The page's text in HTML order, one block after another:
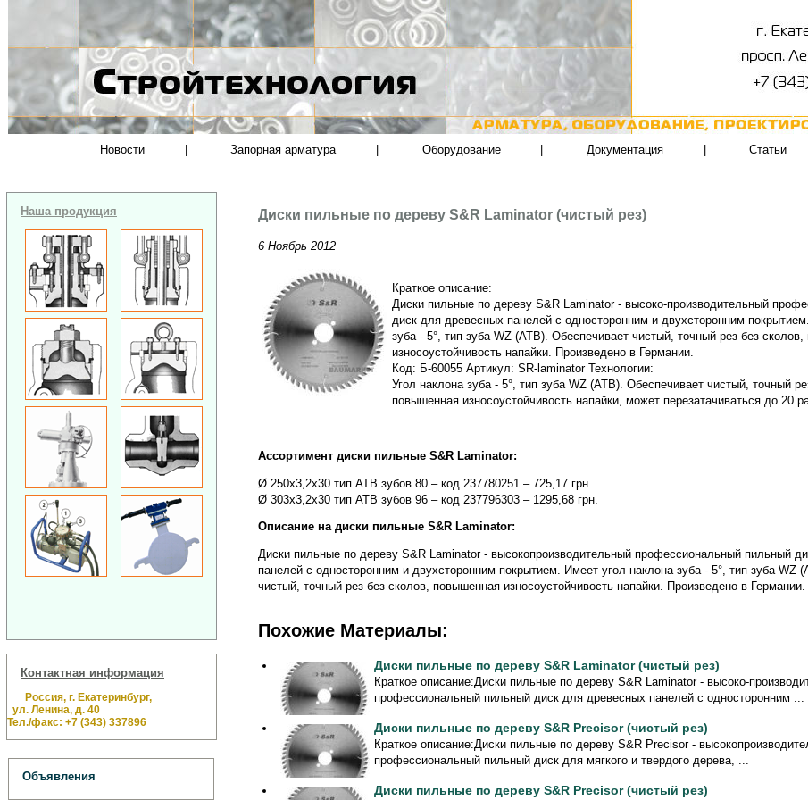
Новости Запорная арматура Оборудование Документация Статьи
Наша продукция
Контактная информация
Россия, г. Екатеринбург,
ул. Ленина, д. 40
Тел./факс: +7 (343) 337896
Объявления
Диски пильные по дереву S&R Laminator (чистый рез)
6 Ноябрь 2012
Краткое описание:
Диски пильные по дереву S&R Laminator - высоко-производительный
диск для древесных панелей с односторонним и двухсторонним
зуба - 5°, тип зуба WZ (ATB). Обеспечивает чистый, точный рез без
износоустойчивость напайки. Произведено в Германии.
Код: Б-60055 Артикул: SR-laminator Технологии:
Угол наклона зуба - 5°, тип зуба WZ (ATB). Обеспечивает чистый, точный
повышенная износоустойчивость напайки, может перезатачиваться до 20
Ассортимент диски пильные S&R Laminator:
Ø 250х3,2х30 тип АТВ зубов 80 – код 237780251 – 725,17 грн.
Ø 303х3,2х30 тип АТВ зубов 96 – код 237796303 – 1295,68 грн.
Описание на диски пильные S&R Laminator:
Диски пильные по дереву S&R Laminator - высокопроизводительный профессиональный пильный
панелей с односторонним и двухсторонним покрытием. Имеет угол наклона зуба - 5°, тип зуба WZ
чистый, точный рез без сколов, повышенная износоустойчивость напайки. Произведено в Германии.
Похожие Материалы:
Диски пильные по дереву S&R Laminator (чистый рез)
Краткое описание:Диски пильные по дереву S&R Laminator - высоко-
профессиональный пильный диск для древесных панелей с односторонним ...
Диски пильные по дереву S&R Precisor (чистый рез)
Краткое описание:Диски пильные по дереву S&R Precisor -
профессиональный пильный диск для мягкого и твердого дерева, ...
Диски пильные по дереву S&R Precisor (чистый рез)